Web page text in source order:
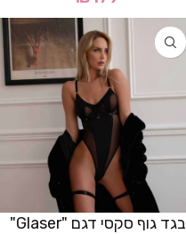
בגד גוף סקסי דגם "Glaser"